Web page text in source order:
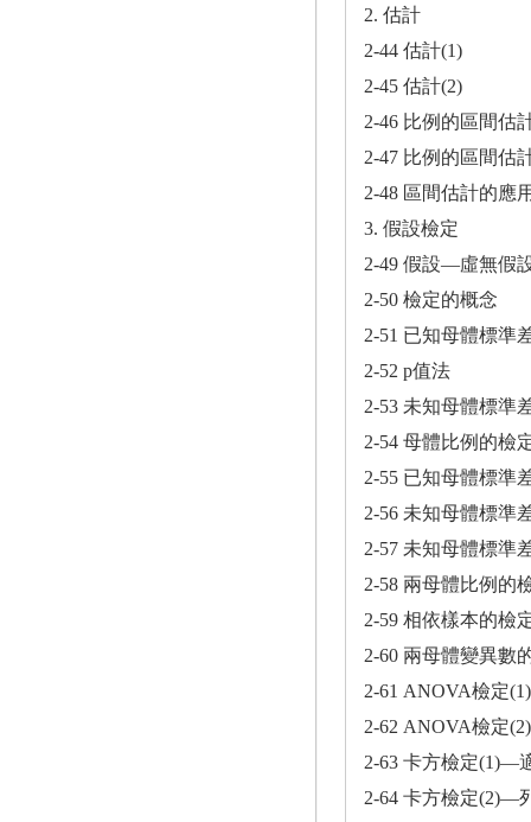
2. 估計
2-44 估計(1)
2-45 估計(2)
2-46 比例的區間估
2-47 比例的區間估
2-48 區間估計的應
3. 假設檢定
2-49 假設—虛無假
2-50 檢定的概念
2-51 已知母體標準
2-52 p值法
2-53 未知母體標準
2-54 母體比例的檢
2-55 已知母體標準
2-56 未知母體標準
2-57 未知母體標準
2-58 兩母體比例的
2-59 相依樣本的檢
2-60 兩母體變異數
2-61 ANOVA檢定(1)
2-62 ANOVA檢定(2)
2-63 卡方檢定(1)—
2-64 卡方檢定(2)—